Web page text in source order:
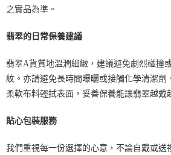
之實品為準。
翡翠的日常保養建議
翡翠A貨質地溫潤細緻，建議避免劇烈碰撞
紋。亦請避免長時間曝曬或接觸化學清潔劑
柔軟布料輕拭表面，妥善保養能讓翡翠越戴
貼心包裝服務
我們重視每一份選擇的心意，不論自戴或送